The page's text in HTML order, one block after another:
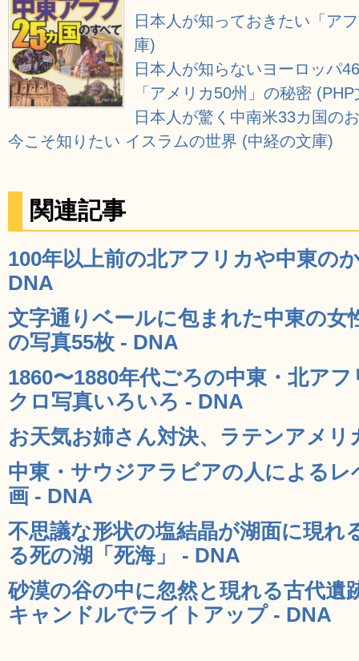
日本人が知っておきたい「ア
庫)
日本人が知らないヨーロッパ
「アメリカ50州」の秘密
日本人が驚く中南米33カ国の
今こそ知りたい イスラムの世界 (中経の文庫)
関連記事
100年以上前の北アフリカや中東の
DNA
文字通りベールに包まれた中東の女
の写真55枚 - DNA
1860〜1880年代ごろの中東・北ア
クロ写真いろいろ - DNA
お天気お姉さん対決、ラテンアメリ
中東・サウジアラビアの人による
画 - DNA
不思議な形状の塩結晶が湖面に現れ
る死の湖「死海」 - DNA
砂漠の谷の中に忽然と現れる古代遺
キャンドルでライトアップ - DNA